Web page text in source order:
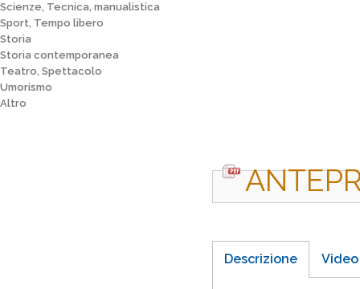
Scienze, Tecnica, manualistica
Sport, Tempo libero
Storia
Storia contemporanea
Teatro, Spettacolo
Umorismo
Altro
Descrizione Video